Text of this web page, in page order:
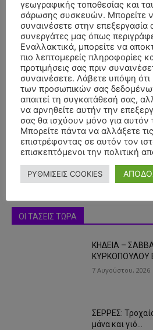
- Advertisment
ΟΙ ΤΑΣΕΙΣ ΤΩΡΑ
ΚΗΔΕΙΑ –
ΚΥΡΚΟΠΟΥΛΟΥ
7 Αυγούστου, 2026
ΣΕΡΡΕΣ:
μάνα και γιό…
γεωγραφικής τοποθεσίας και
σάρωσης συσκευών. Μπορείτε
συναινέσετε στην επεξεργασία
συνεργάτες μας όπως
Εναλλακτικά, μπορείτε να
πιο λεπτομερείς πληροφορίες
προτιμήσεις σας πριν
συναινέσετε. Λάβετε υπόψη ότι
των προσωπικών σας
απαιτεί τη συγκατάθεσή σας,
να αρνηθείτε αυτήν την
σας θα ισχύουν μόνο για αυτόν
Μπορείτε πάντα να αλλάξετε
επιστρέφοντας σε αυτόν τον
επισκεπτόμενοι την πολιτική
ΡΥΘΜΙΣΕΙΣ COOKIES